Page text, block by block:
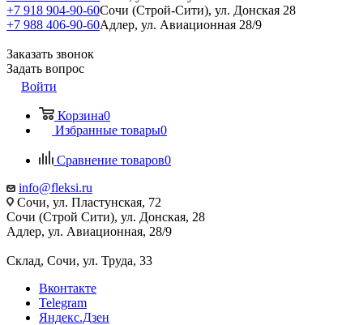
+7 918 904-90-60Сочи (Строй-Сити), ул. Донская 28
+7 988 406-90-60Адлер, ул. Авиационная 28/9
Заказать звонок
Задать вопрос
Войти
Корзина0
Избранные товары0
Сравнение товаров0
info@fleksi.ru
Сочи, ул. Пластунская, 72
Сочи (Строй Сити), ул. Донская, 28
Адлер, ул. Авиационная, 28/9
Склад, Сочи, ул. Труда, 33
Вконтакте
Telegram
Яндекс.Дзен